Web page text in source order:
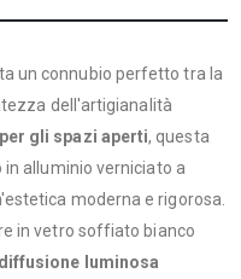
un connubio perfetto tra la
dell'artigianalità
gli spazi aperti, questa
alluminio verniciato a
moderna e rigorosa.
in vetro soffiato bianco
diffusione luminosa